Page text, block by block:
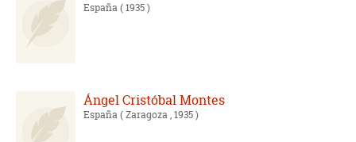
España( 1935 )
Ángel Cristóbal Montes
España( Zaragoza , 1935 )